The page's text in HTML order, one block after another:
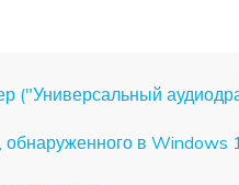
("Универсальный
обнаруженного в Windows